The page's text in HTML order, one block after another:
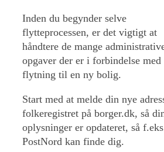
Inden du begynder selve
flytteprocessen, er det vigtigt at
håndtere de mange
opgaver der er i forbindelse med
flytning til en ny bolig.
Start med at melde din nye
folkeregistret på borger.dk, så
oplysninger er opdateret, så
PostNord kan finde dig.